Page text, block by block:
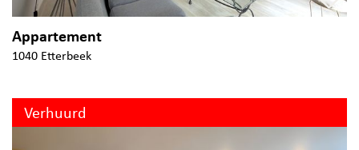
Appartement
1040 Etterbeek
Verhuurd